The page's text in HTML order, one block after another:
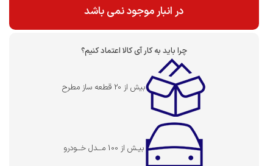
در انبار موجود نمی باشد
چرا باید به کار آی کالا اعتماد کنیم؟
بیش از 20 قطعه ساز مطرح
بیـش از 100 مــدل خــودرو